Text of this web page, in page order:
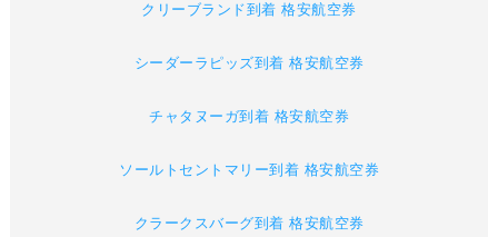
クリーブランド到着 格安航空券
シーダーラピッズ到着 格安航空券
チャタヌーガ到着 格安航空券
ソールトセントマリー到着 格安航空券
クラークスバーグ到着 格安航空券